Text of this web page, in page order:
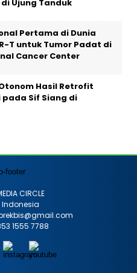
Ujung Tanduk
Pertama di Dunia
T untuk Tumor Padat di
Cancer Center
Hasil Retrofit
Sif Siang di
CIRCLE
1555 7788